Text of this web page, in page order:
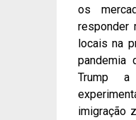
os
responder
locais na
pandemia
Trump a
imigração